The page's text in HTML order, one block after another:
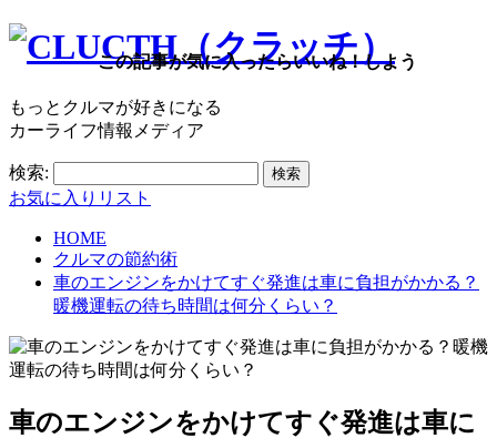
もっとクルマが好きになる
カーライフ情報メディア
検索:
お気に入りリスト
HOME
クルマの節約術
車のエンジンをかけてすぐ発進は車に負担がかかる？
暖機運転の待ち時間は何分くらい？
車のエンジンをかけてすぐ発進は車に
この記事が気に入ったらいいね！しよう